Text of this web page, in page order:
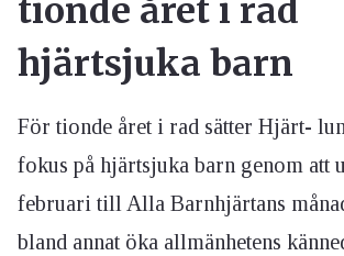
tionde året i rad
hjärtsjuka barn
För tionde året i rad sätter Hjärt-
fokus på hjärtsjuka barn genom att
februari till Alla Barnhjärtans
bland annat öka allmänhetens